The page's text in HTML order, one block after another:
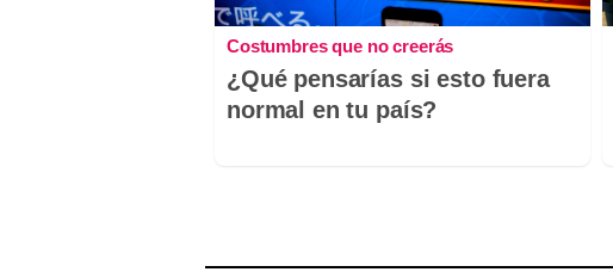
Costumbres que no creerás
¿Qué pensarías si esto fuera
normal en tu país?